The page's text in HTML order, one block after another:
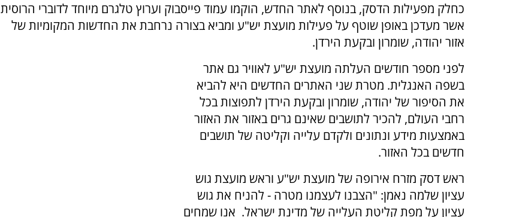
כחלק מפעילות הדסק, בנוסף לאתר החדש, הוקמו עמוד פייסבוק וערוץ טלגרם מיוחד לדוברי הרוסית
אשר מעדכן באופן שוטף על פעילות מועצת יש"ע ומביא בצורה נרחבת את החדשות המקומיות של
אזור יהודה, שומרון ובקעת הירדן.
לפני מספר חודשים העלתה מועצת יש"ע לאוויר גם אתר
בשפה האנגלית. מטרת שני האתרים החדשים היא להביא
את הסיפור של יהודה, שומרון ובקעת הירדן לתפוצות בכל
רחבי העולם, להכיר לתושבים שאינם גרים באזור את האזור
באמצעות מידע ונתונים ולקדם עלייה וקליטה של תושבים
חדשים בכל האזור.
ראש דסק מזרח אירופה של מועצת יש"ע וראש מועצת גוש
עציון שלמה נאמן: "הצבנו לעצמנו מטרה - להניח את גוש
עציון על מפת קליטת העלייה של מדינת ישראל. אנו שמחים